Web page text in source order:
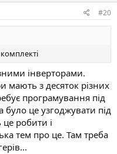
#20
інверторами.
мають з десяток різних
програмування під
було це узгоджувати під
робити і
тем про це. Там треба